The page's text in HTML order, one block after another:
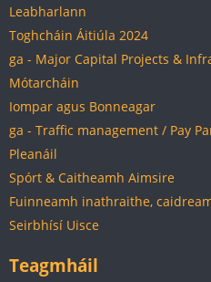
Leabharlann
Toghcháin Áitiúla 2024
ga - Major Capital Projects &
Mótarcháin
Iompar agus Bonneagar
ga - Traffic management / Pay
Pleanáil
Spórt & Caitheamh Aimsire
Fuinneamh inathraithe,
Seirbhísí Uisce
Teagmháil